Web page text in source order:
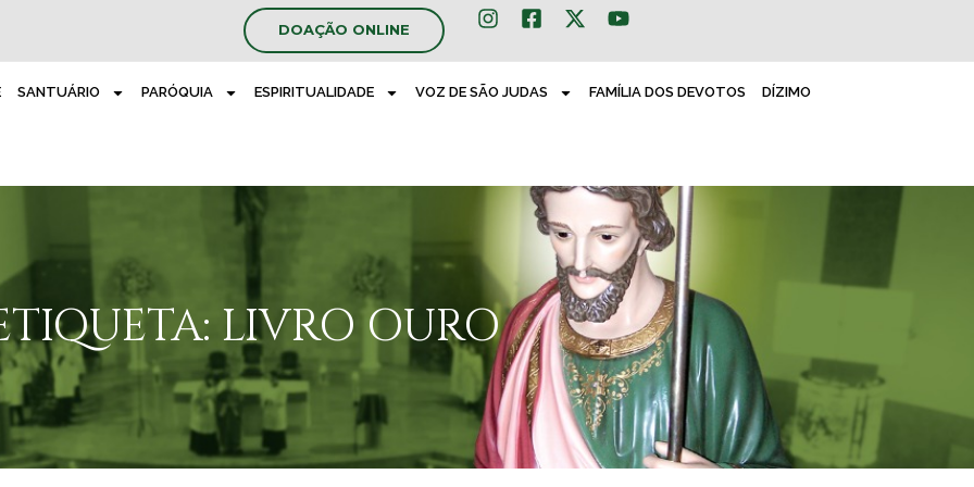
DOAÇÃO ONLINE
SANTUÁRIO PARÓQUIA ESPIRITUALIDADE VOZ DE SÃO JUDAS FAMÍLIA DOS DEVOTOS DÍZIMO
LIVRO OURO